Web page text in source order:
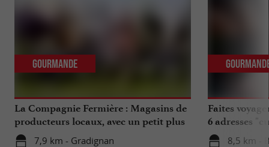
La Compagnie Fermière : Magasins de
producteurs locaux, avec un petit plus
...
7,9 km - Gradignan
Gourmande
Faites
6 adresses
8,5 km -